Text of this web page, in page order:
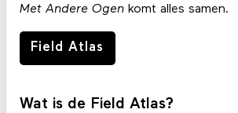
Met Andere Ogenkomt alles samen.
Field Atlas
Wat is de Field Atlas?